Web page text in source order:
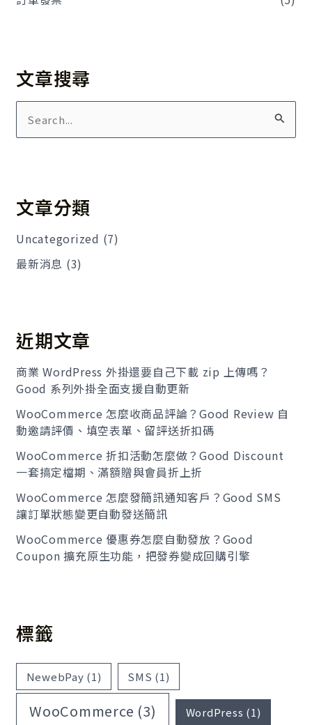
文章搜尋
尋
字
:
文章分類
Uncategorized (7)
最新消息 (3)
近期文章
商業 WordPress 外掛還要自己下載 zip 上傳嗎？
Good 系列外掛全面支援自動更新
WooCommerce 怎麼收商品評論？Good Review 自
動邀請評價、填空表單、留評送折扣碼
WooCommerce 折扣活動怎麼做？Good Discount
一套搞定檔期、滿額贈與會員折上折
WooCommerce 怎麼發簡訊通知客戶？Good SMS
讓訂單狀態變更自動發送簡訊
WooCommerce 優惠券怎麼自動發放？Good
Coupon 擴充原生功能，把發券變成回購引擎
標籤
NewebPay (1) SMS (1)
WooCommerce (3) WordPress (1)